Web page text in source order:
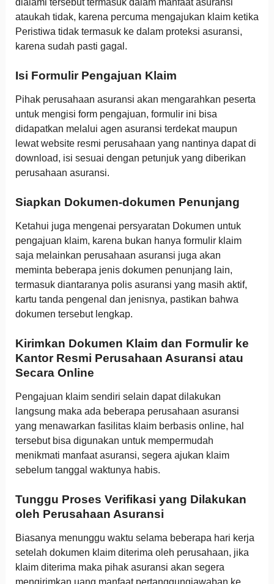
dialami tersebut termasuk dalam manfaat asuransi
ataukah tidak, karena percuma mengajukan klaim ketika
Peristiwa tidak termasuk ke dalam proteksi asuransi,
karena sudah pasti gagal.
Isi Formulir Pengajuan Klaim
Pihak perusahaan asuransi akan mengarahkan peserta
untuk mengisi form pengajuan, formulir ini bisa
didapatkan melalui agen asuransi terdekat maupun
lewat website resmi perusahaan yang nantinya dapat di
download, isi sesuai dengan petunjuk yang diberikan
perusahaan asuransi.
Siapkan Dokumen-dokumen Penunjang
Ketahui juga mengenai persyaratan Dokumen untuk
pengajuan klaim, karena bukan hanya formulir klaim
saja melainkan perusahaan asuransi juga akan
meminta beberapa jenis dokumen penunjang lain,
termasuk diantaranya polis asuransi yang masih aktif,
kartu tanda pengenal dan jenisnya, pastikan bahwa
dokumen tersebut lengkap.
Kirimkan Dokumen Klaim dan Formulir ke
Kantor Resmi Perusahaan Asuransi atau
Secara Online
Pengajuan klaim sendiri selain dapat dilakukan
langsung maka ada beberapa perusahaan asuransi
yang menawarkan fasilitas klaim berbasis online, hal
tersebut bisa digunakan untuk mempermudah
menikmati manfaat asuransi, segera ajukan klaim
sebelum tanggal waktunya habis.
Tunggu Proses Verifikasi yang Dilakukan
oleh Perusahaan Asuransi
Biasanya menunggu waktu selama beberapa hari kerja
setelah dokumen klaim diterima oleh perusahaan, jika
klaim diterima maka pihak asuransi akan segera
mengirimkan uang manfaat pertanggungjawaban ke